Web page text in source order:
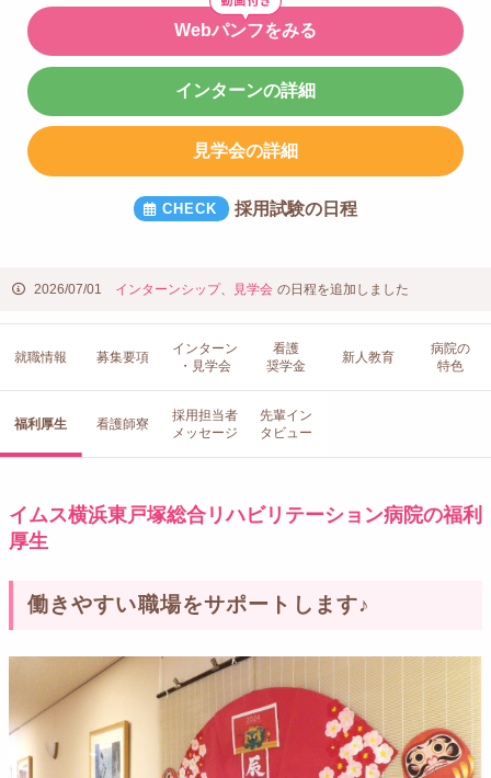
Webパンフをみる
インターンの詳細
見学会の詳細
採用試験の日程
2026/07/01 インターンシップ、 見学会 の日程を追加しました
就職情報 募集要項
インターン
・見学会
看護
奨学金
新人教育
病院の
特色
福利厚生 看護師寮
採用担当者
メッセージ
先輩イン
タビュー
イムス横浜東戸塚総合リハビリテーション病院の福利
厚生
働きやすい職場をサポートします♪